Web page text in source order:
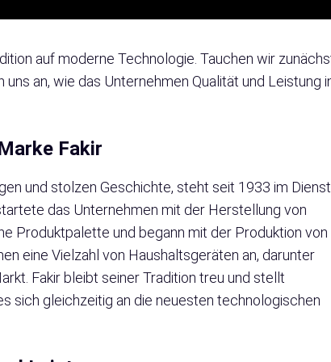
auf moderne Technologie. Tauchen wir
an, wie das Unternehmen Qualität und Leistung
Fakir
und stolzen Geschichte, steht seit 1933 im
das Unternehmen mit der Herstellung von
Produktpalette und begann mit der Produktion von
eine Vielzahl von Haushaltsgeräten an, darunter
Fakir bleibt seiner Tradition treu und stellt
sich gleichzeitig an die neuesten technologischen